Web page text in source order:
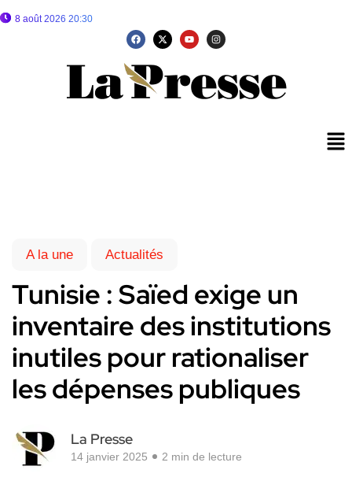
8 août 2026 20:30
A la une Actualités
Tunisie : Saïed exige un
inventaire des institutions
inutiles pour rationaliser
les dépenses publiques
La Presse
14 janvier 2025 2 min de lecture